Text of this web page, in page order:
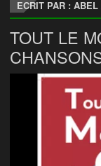
ECRIT PAR : ABEL
TOUT LE